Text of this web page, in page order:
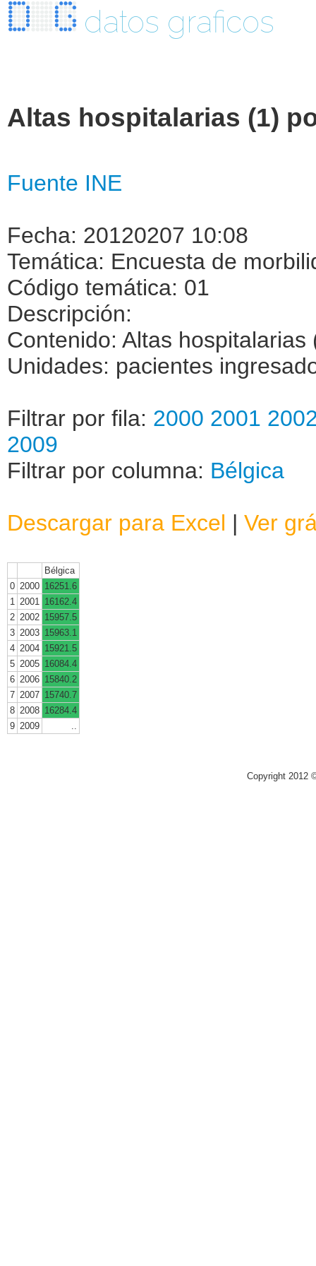
datos graficos
Altas hospitalarias (1)
Fuente INE
Fecha: 20120207 10:08
Temática: Encuesta de
Código temática: 01
Descripción:
Contenido: Altas hospitalarias
Unidades: pacientes
Filtrar por fila: 2000 2001
2009
Filtrar por columna: Bélgica
Descargar para Excel | Ver
Bélgica
0 2000 16251.6
1
2001
16162.4
2 2002 15957.5
3 2003 15963.1
4 2004 15921.5
5 2005 16084.4
6 2006 15840.2
7 2007 15740.7
8 2008 16284.4
9 2009
Copyright 2012